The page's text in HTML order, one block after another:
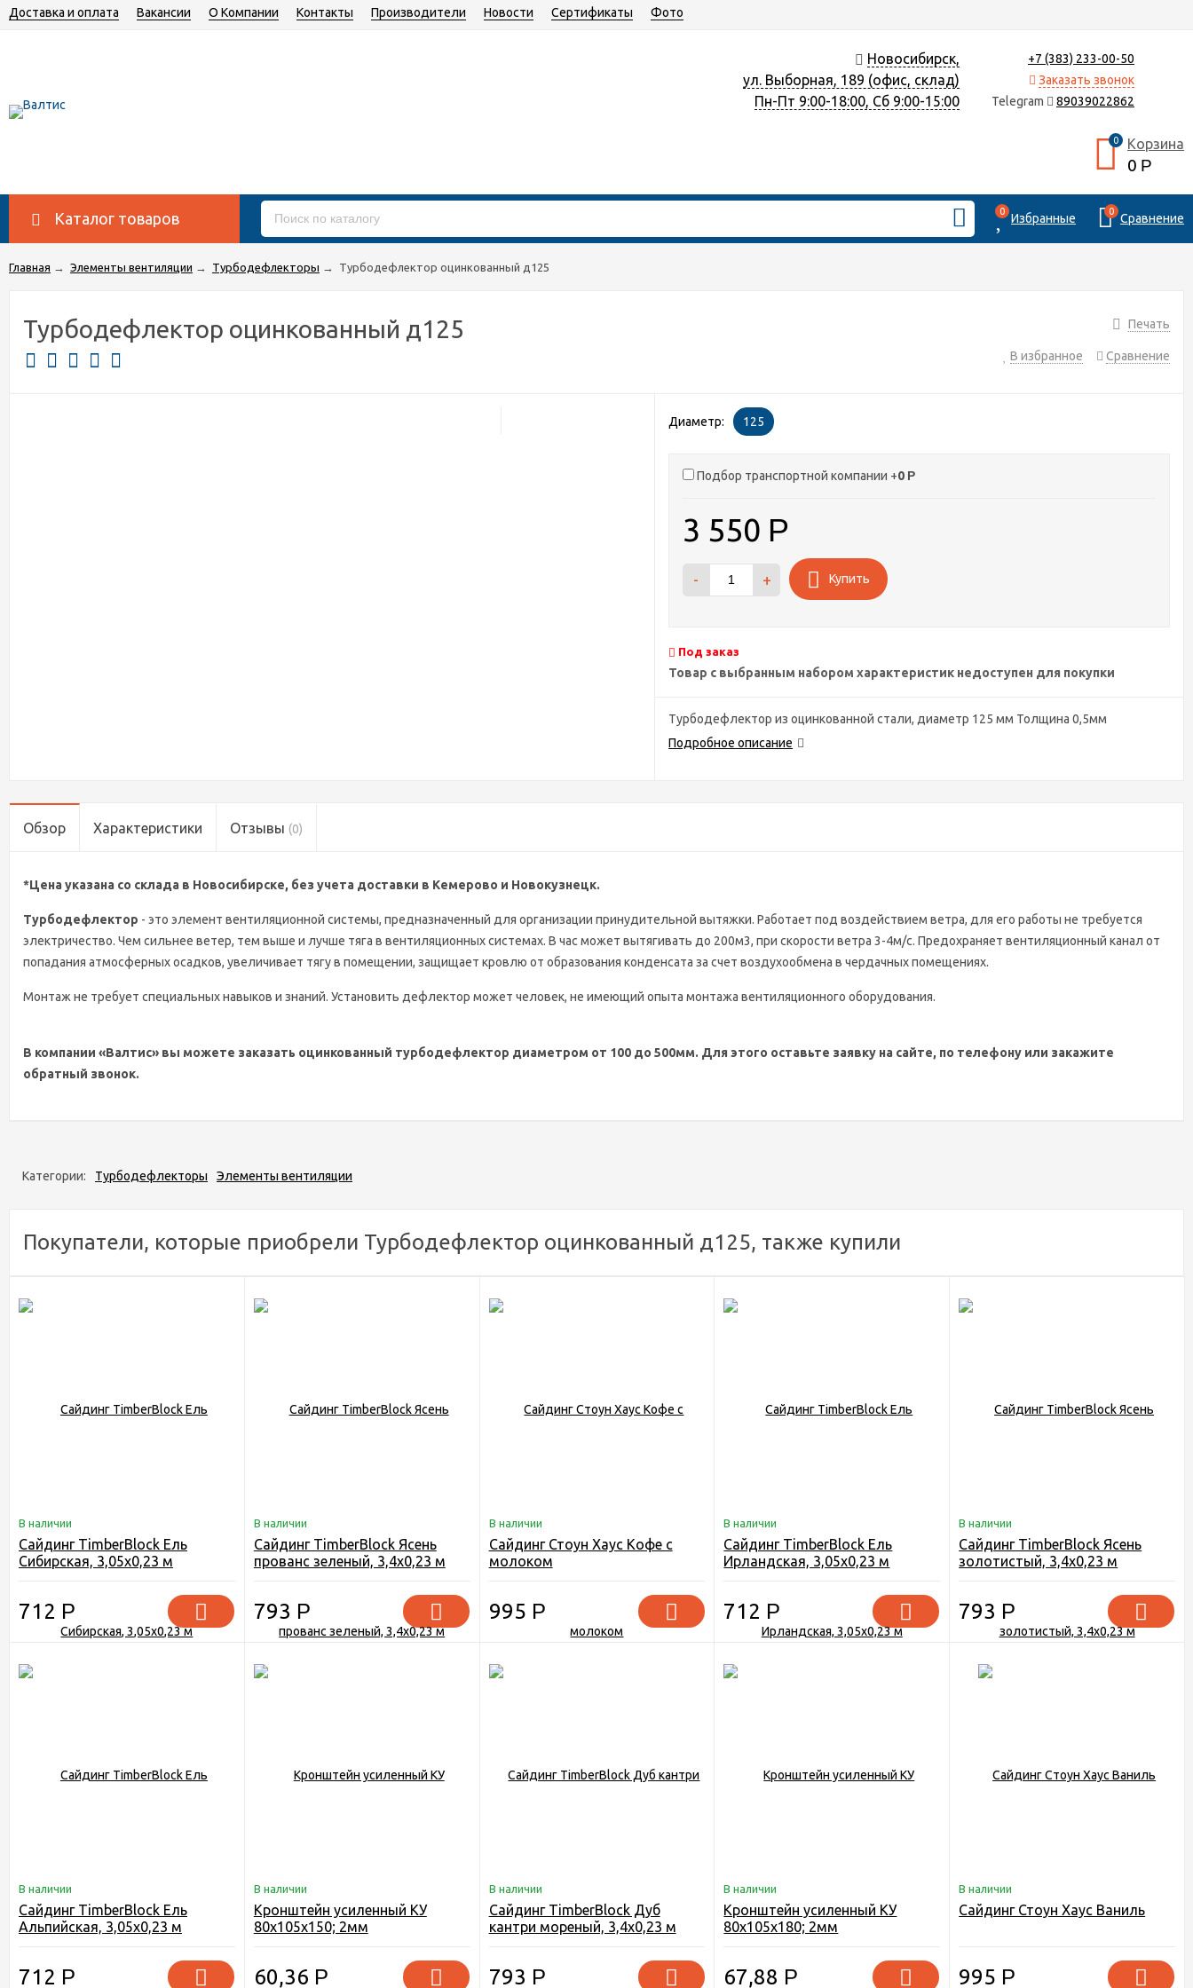
Доставка и оплата Вакансии О Компании Контакты Производители Новости Сертификаты Фото
Новосибирск,
ул. Выборная, 189 (офис, склад)
Пн-Пт 9:00-18:00, Сб 9:00-15:00
+7 (383) 233-00-50
Заказать звонок
Telegram
89039022862
0 Корзина
0 Р
Каталог товаров 0 Избранные 0 Сравнение
Главная → Элементы вентиляции → Турбодефлекторы → Турбодефлектор оцинкованный д125
Печать
Турбодефлектор оцинкованный д125
В избранное Сравнение
Диаметр: 125
Подбор транспортной компании +0 Р
3 550 Р
- + Купить
Под заказ
Товар с выбранным набором характеристик недоступен для покупки
Турбодефлектор из оцинкованной стали, диаметр 125 мм Толщина 0,5мм
Подробное описание
Обзор Характеристики Отзывы (0)
*Цена указана со склада в Новосибирске, без учета доставки в Кемерово и Новокузнецк.
Турбодефлектор - это элемент вентиляционной системы, предназначенный для организации принудительной вытяжки. Работает под воздействием ветра, для его работы не требуется
электричество. Чем сильнее ветер, тем выше и лучше тяга в вентиляционных системах. В час может вытягивать до 200м3, при скорости ветра 3-4м/c. Предохраняет вентиляционный канал от
попадания атмосферных осадков, увеличивает тягу в помещении, защищает кровлю от образования конденсата за счет воздухообмена в чердачных помещениях.
Монтаж не требует специальных навыков и знаний. Установить дефлектор может человек, не имеющий опыта монтажа вентиляционного оборудования.
В компании «Валтис» вы можете заказать оцинкованный турбодефлектор диаметром от 100 до 500мм. Для этого оставьте заявку на сайте, по телефону или закажите
обратный звонок.
Категории: Турбодефлекторы Элементы вентиляции
Покупатели, которые приобрели Турбодефлектор оцинкованный д125, также купили
В наличии
Сайдинг TimberBlock Ель
Сибирская, 3,05х0,23 м
712 Р
В наличии
Сайдинг TimberBlock Ясень
прованс зеленый, 3,4х0,23 м
793 Р
В наличии
Сайдинг Стоун Хаус Кофе с
молоком
995 Р
В наличии
Сайдинг TimberBlock Ель
Ирландская, 3,05х0,23 м
712 Р
В наличии
Сайдинг TimberBlock Ясень
золотистый, 3,4х0,23 м
793 Р
В наличии
Сайдинг TimberBlock Ель
Альпийская, 3,05х0,23 м
712 Р
В наличии
Кронштейн усиленный КУ
80х105х150; 2мм
60,36 Р
В наличии
Сайдинг TimberBlock Дуб
кантри мореный, 3,4х0,23 м
793 Р
В наличии
Кронштейн усиленный КУ
80х105х180; 2мм
67,88 Р
В наличии
Сайдинг Стоун Хаус Ваниль
995 Р